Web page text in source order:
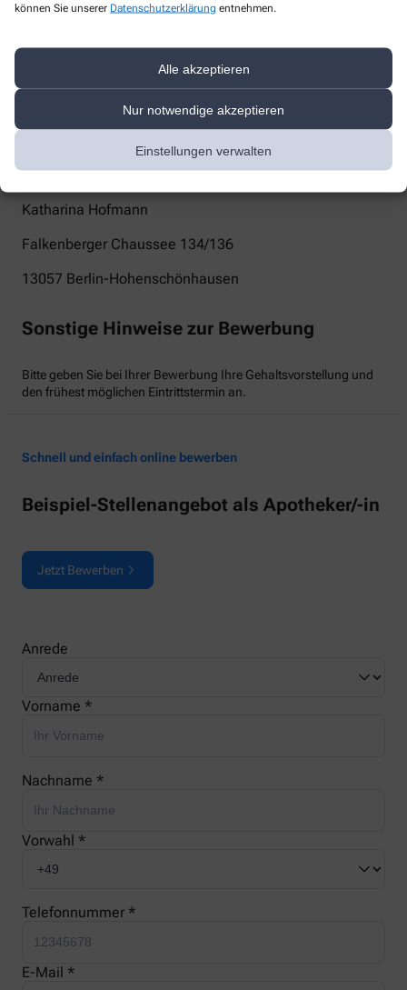
können Sie unserer Datenschutzerklärung entnehmen.
Alle akzeptieren
Nur notwendige akzeptieren
Einstellungen verwalten
+49-30 92091464
Post
Brunnen-Apotheke
Katharina Hofmann
Falkenberger Chaussee 134/136
13057 Berlin-Hohenschönhausen
Sonstige Hinweise zur Bewerbung
Bitte geben Sie bei Ihrer Bewerbung Ihre Gehaltsvorstellung und
den frühest möglichen Eintrittstermin an.
Schnell und einfach online bewerben
Beispiel-Stellenangebot als Apotheker/-in
Jetzt Bewerben
Anrede
Vorname *
Nachname *
Vorwahl *
Telefonnummer *
E-Mail *